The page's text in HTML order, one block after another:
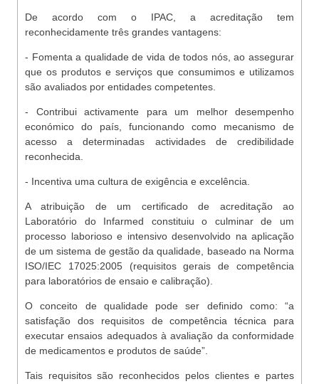
De acordo com o IPAC, a acreditação tem
reconhecidamente três grandes vantagens:
- Fomenta a qualidade de vida de todos nós, ao assegurar
que os produtos e serviços que consumimos e utilizamos
são avaliados por entidades competentes.
- Contribui activamente para um melhor desempenho
económico do país, funcionando como mecanismo de
acesso a determinadas actividades de credibilidade
reconhecida.
- Incentiva uma cultura de exigência e excelência.
A atribuição de um certificado de acreditação ao
Laboratório do Infarmed constituiu o culminar de um
processo laborioso e intensivo desenvolvido na aplicação
de um sistema de gestão da qualidade, baseado na Norma
ISO/IEC 17025:2005 (requisitos gerais de competência
para laboratórios de ensaio e calibração).
O conceito de qualidade pode ser definido como: “a
satisfação dos requisitos de competência técnica para
executar ensaios adequados à avaliação da conformidade
de medicamentos e produtos de saúde”.
Tais requisitos são reconhecidos pelos clientes e partes